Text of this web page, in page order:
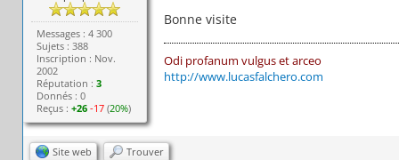
Messages : 4 300
Sujets : 388
Inscription : Nov.
2002
Réputation :3
Donnés : 0
Reçus :+26 -17 (20%)
Bonne visite
Odi profanum vulgus et arceo
http://www.lucasfalchero.com
Site web Trouver